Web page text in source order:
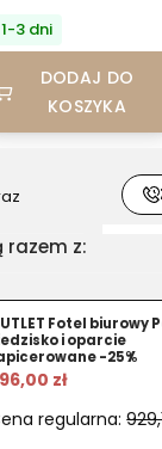
1-3 dni
DODAJ DO
KOSZYKA
razem z:
Fotel biurowy
i oparcie
-25%
zł
regularna: